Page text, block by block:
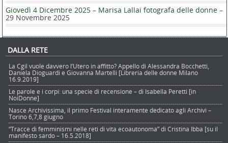
Giovedì 4 Dicembre 2025 – Marisa Lallai fotografa delle donne –
29 Novembre 2025
DALLA RETE
La Cgil vuole davvero l’Utero in affitto? Appello di Alessandra Bocchetti,
Daniela Dioguardi e Giovanna Martelli [Libreria delle donne Milano
16.9.2019]
Le parole e i corpi: una specie di recensione – di Isabella Peretti [in
NoiDonne]
Nasce Archivissima, il primo Festival interamente dedicato agli Archivi –
Torino 6,7,8 giugno
“Tracce di femminismi nelle reti di vita ecoautonoma” di Cristina Ibba [su il
manifesto sardo – 16.5.2018]